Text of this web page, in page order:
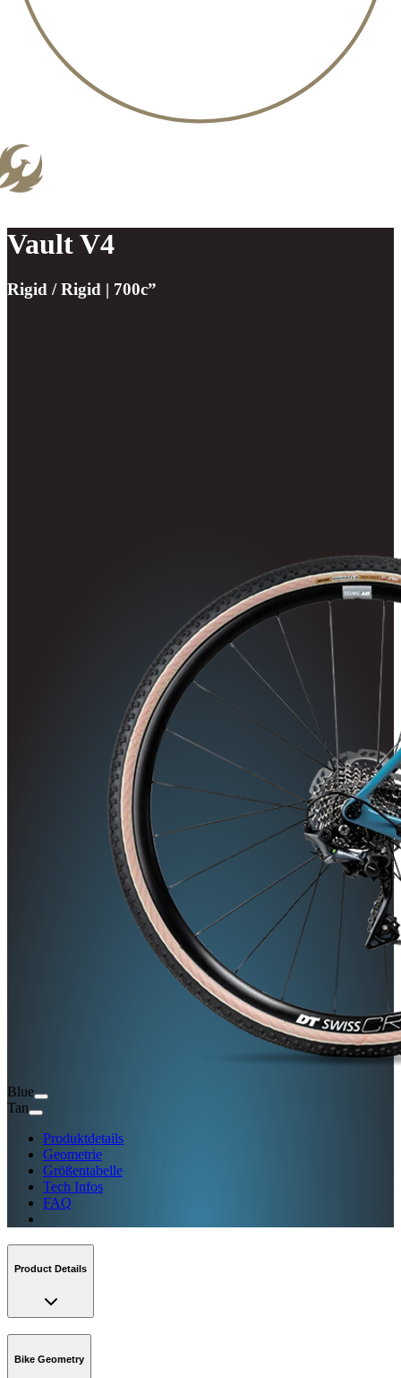
Vault V4
Rigid / Rigid | 700c”
Blue
Tan
Produktdetails
Geometrie
Größentabelle
Tech Infos
FAQ
Product Details
Bike Geometry